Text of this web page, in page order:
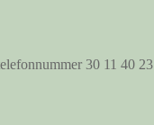
30 11 40 23